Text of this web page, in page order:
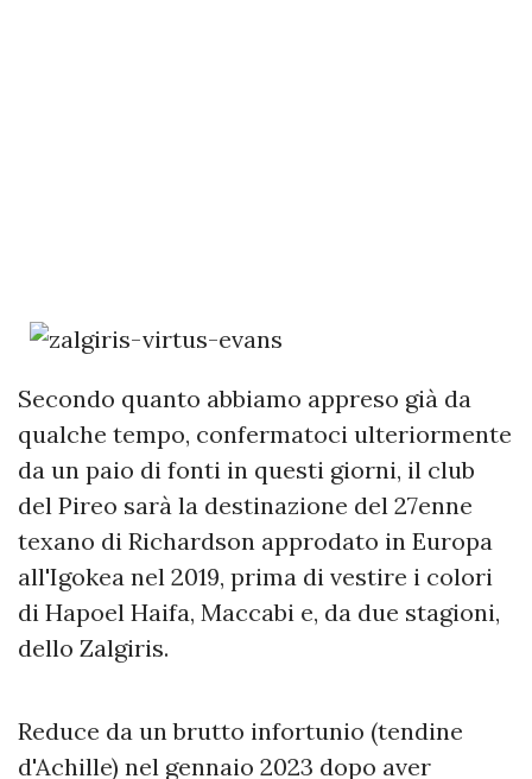
Secondo quanto abbiamo appreso già da
qualche tempo, confermatoci ulteriormente
da un paio di fonti in questi giorni, il club
del Pireo sarà la destinazione del 27enne
texano di Richardson approdato in Europa
all'Igokea nel 2019, prima di vestire i colori
di Hapoel Haifa, Maccabi e, da due stagioni,
dello Zalgiris.
Reduce da un brutto infortunio (tendine
d'Achille) nel gennaio 2023 dopo aver